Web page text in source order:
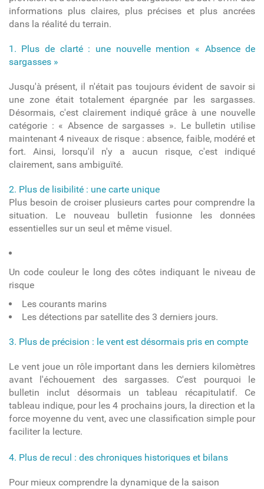
informations plus claires, plus précises et plus ancrées
dans la réalité du terrain.
1. Plus de clarté : une nouvelle mention « Absence de
sargasses »
Jusqu'à présent, il n'était pas toujours évident de savoir si
une zone était totalement épargnée par les sargasses.
Désormais, c'est clairement indiqué grâce à une nouvelle
catégorie : « Absence de sargasses ». Le bulletin utilise
maintenant 4 niveaux de risque : absence, faible, modéré et
fort. Ainsi, lorsqu'il n'y a aucun risque, c'est indiqué
clairement, sans ambiguïté.
2. Plus de lisibilité : une carte unique
Plus besoin de croiser plusieurs cartes pour comprendre la
situation. Le nouveau bulletin fusionne les données
essentielles sur un seul et même visuel.
Un code couleur le long des côtes indiquant le niveau de
risque
Les courants marins
Les détections par satellite des 3 derniers jours.
3. Plus de précision : le vent est désormais pris en compte
Le vent joue un rôle important dans les derniers kilomètres
avant l'échouement des sargasses. C'est pourquoi le
bulletin inclut désormais un tableau récapitulatif. Ce
tableau indique, pour les 4 prochains jours, la direction et la
force moyenne du vent, avec une classification simple pour
faciliter la lecture.
4. Plus de recul : des chroniques historiques et bilans
Pour mieux comprendre la dynamique de la saison